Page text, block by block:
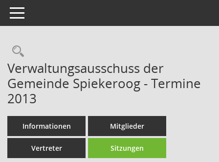
Toggle navigation
Rechercheauswahl
Verwaltungsausschuss der
Gemeinde Spiekeroog - Termine
2013
Informationen Mitglieder
Vertreter Sitzungen